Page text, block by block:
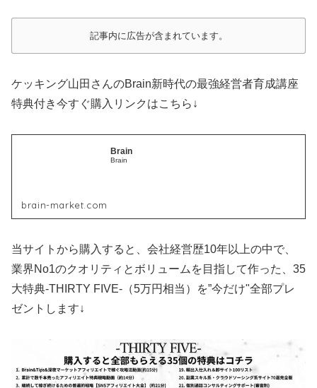
記事内に広告が含まれています。
ケッキング山田さんのBrain新時代の最強経営者育成講座
特典付き今すぐ購入リンクはこちら↓
Brain
Brain
brain-market.com
当サイトから購入すると、会社経営歴10年以上の中で、
業界No1のクオリティとボリュームを目指して作った、35
大特典-THIRTY FIVE-（5万円相当）を”今だけ"全部プレ
ゼントします↓